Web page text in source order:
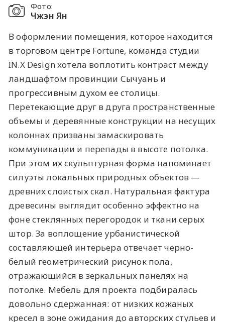
Фото:
Чжэн Ян
В оформлении помещения, которое находится
в торговом центре Fortune, команда студии
IN.X Design хотела воплотить контраст между
ландшафтом провинции Сычуань и
прогрессивным духом ее столицы.
Перетекающие друг в друга пространственные
объемы и деревянные конструкции на несущих
колоннах призваны замаскировать
коммуникации и перепады в высоте потолка.
При этом их скульптурная форма напоминает
силуэты локальных природных объектов —
древних слоистых скал. Натуральная фактура
древесины выглядит особенно эффектно на
фоне стеклянных перегородок и ткани серых
штор. За воплощение урбанистической
составляющей интерьера отвечает черно-
белый геометрический рисунок пола,
отражающийся в зеркальных панелях на
потолке. Мебель для проекта подбиралась
довольно сдержанная: от низких кожаных
кресел в зоне ожидания до авторских стульев и